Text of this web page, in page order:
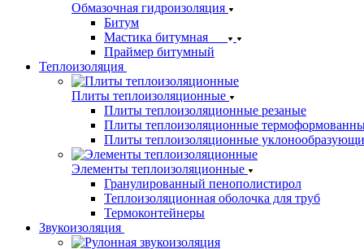
Обмазочная гидроизоляция
Битум
Мастика битумная
Праймер битумный
Теплоизоляция
Плиты теплоизоляционные
Плиты теплоизоляционные резаные
Плиты теплоизоляционные
Плиты теплоизоляционные
Элементы теплоизоляционные
Гранулированный пенополистирол
Теплоизоляционная оболочка для труб
Термоконтейнеры
Звукоизоляция